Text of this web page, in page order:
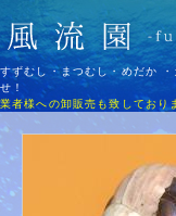
すずむし・まつむし・めだか
せ！
業者様への卸販売も致しており